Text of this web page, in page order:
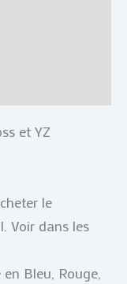
et YZ
le
Voir dans les
Bleu, Rouge,